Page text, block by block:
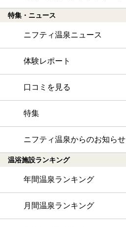
特集・ニュース
ニフティ温泉ニュース
体験レポート
口コミを見る
特集
ニフティ温泉からのお知らせ
温浴施設ランキング
年間温泉ランキング
月間温泉ランキング